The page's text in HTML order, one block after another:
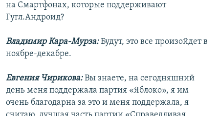
на Смартфонах, которые поддерживают
Гугл.Андроид?
Владимир Кара-Мурза:Будут, это все произойдет в
ноябре-декабре.
Евгения Чирикова:Вы знаете, на сегодняшний
день меня поддержала партия «Яблоко», я им
очень благодарна за это и меня поддержала, я